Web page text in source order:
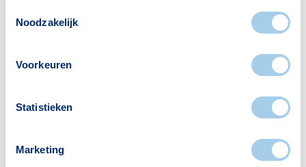
Noodzakelijk
Voorkeuren
Statistieken
Marketing
512
Gezin zonder kinderen
502
1000